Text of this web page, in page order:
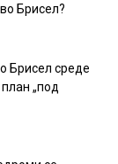
Брисел?
Брисел среде
„под